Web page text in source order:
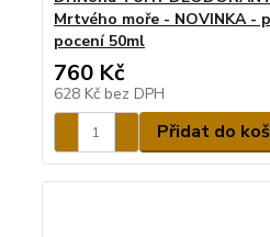
Mrtvého moře - NOVINKA -
pocení 50ml
760 Kč
628 Kč bez DPH
Přidat do